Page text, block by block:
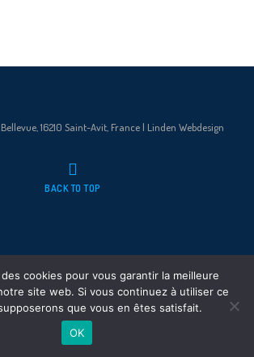
16210 Saint-Avit, France | Linden Webdesign
BACK TO TOP
cookies pour vous garantir la meilleure
site web. Si vous continuez à utiliser ce
que vous en êtes satisfait.
OK